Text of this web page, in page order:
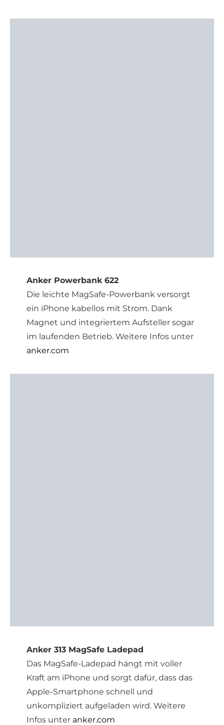
Anker Powerbank 622
Die leichte MagSafe-Powerbank versorgt
ein iPhone kabellos mit Strom. Dank
Magnet und integriertem Aufsteller sogar
im laufenden Betrieb. Weitere Infos unter
anker.com
Anker 313 MagSafe Ladepad
Das MagSafe-Ladepad hängt mit voller
Kraft am iPhone und sorgt dafür, dass das
Apple-Smartphone schnell und
unkompliziert aufgeladen wird. Weitere
Infos unter anker.com